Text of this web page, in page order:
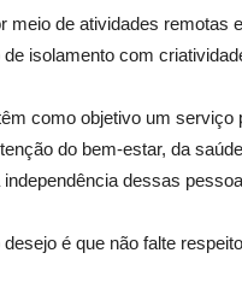
meio de atividades
isolamento com
como objetivo um
do bem-estar, da
dessas
é que não falte